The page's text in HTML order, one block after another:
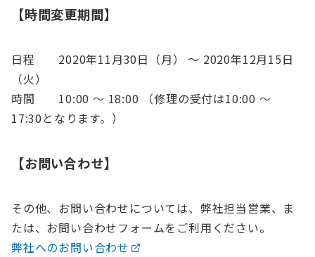
【時間変更期間】
日程 2020年11月30日（月） 〜 2020年12月15日
（火）
時間 10:00 〜 18:00 （修理の受付は10:00 〜
17:30となります。）
【お問い合わせ】
その他、お問い合わせについては、弊社担当営業、ま
たは、お問い合わせフォームをご利用ください。
弊社へのお問い合わせ